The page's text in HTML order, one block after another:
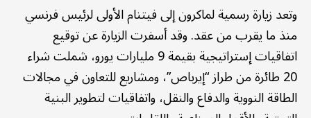
وتعد زيارة رسمية لماكرون إلى فيتنام الأولى لرئيس فرنسي
منذ ما يقرب من عقد. وقد أسفرت الزيارة عن توقيع
اتفاقيات إستراتيجية بقيمة 9 مليارات يورو، شملت شراء
20 طائرة من طراز “إيرباص”، ومشاريع للتعاون في مجالات
الطاقة النووية والدفاع والنقل، واتفاقيات لتطوير البنية